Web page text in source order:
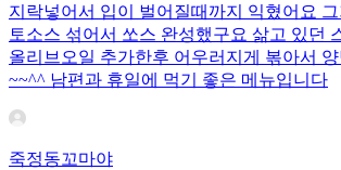
지락넣어서 입이 벌어질때까지 익혔어요
토소스 섞어서 쏘스 완성했구요 삶고 있던
올리브오일 추가한후 어우러지게 볶아서
~~^^ 남편과 휴일에 먹기 좋은 메뉴입니다
죽정동꼬마야